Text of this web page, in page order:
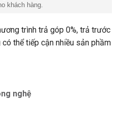
khách hàng.
trình trả góp 0%, trả trước
thể tiếp cận nhiều sản phầm
nghệ